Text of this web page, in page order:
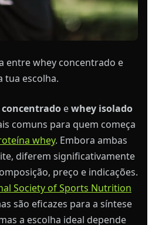
entre whey concentrado e
tua escolha.
ewhey isolado
comuns para quem começa
whey. Embora ambas
diferem significativamente
preço e indicações.
Society of Sports Nutrition
são eficazes para a síntese
a escolha ideal depende